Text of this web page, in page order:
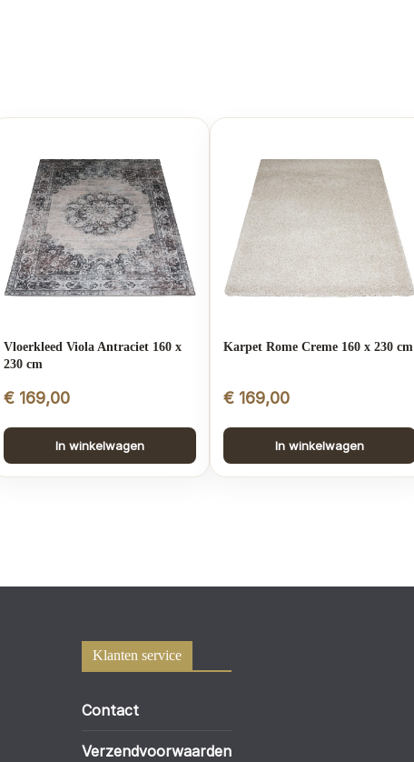
Vloerkleed Viola Antraciet 160 x
230 cm
€169,00
In winkelwagen
Karpet Rome Creme 160 x 230 cm
€169,00
In winkelwagen
Klanten service
Contact
Verzendvoorwaarden